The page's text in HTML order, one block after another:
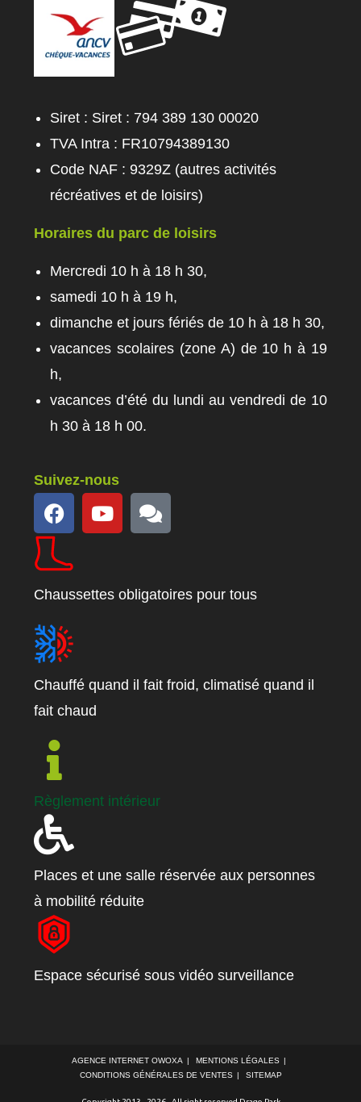
Siret : Siret : 794 389 130 00020
TVA Intra : FR10794389130
Code NAF : 9329Z (autres activités
récréatives et de loisirs)
Horaires du parc de loisirs
Mercredi 10 h à 18 h 30,
samedi 10 h à 19 h,
dimanche et jours fériés de 10 h à 18 h 30,
vacances scolaires (zone A) de 10 h à 19
h​,
vacances d’été du lundi au vendredi de 10
h 30 à 18 h 00​.
Suivez-nous
Chaussettes obligatoires pour tous
Chauffé quand il fait froid, climatisé quand il
fait chaud
Règlement intérieur
Places et une salle réservée aux personnes
à mobilité réduite
Espace sécurisé sous vidéo surveillance
AGENCE INTERNET OWOXA
MENTIONS LÉGALES
CONDITIONS GÉNÉRALES DE VENTES
SITEMAP